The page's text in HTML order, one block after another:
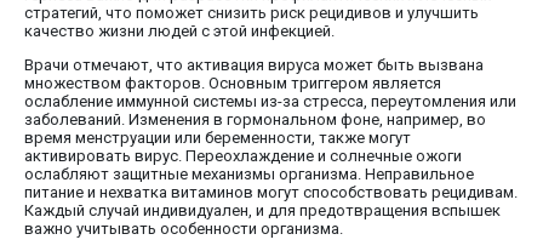
стратегий, что поможет снизить риск рецидивов и улучшить
качество жизни людей с этой инфекцией.
Врачи отмечают, что активация вируса может быть вызвана
множеством факторов. Основным триггером является
ослабление иммунной системы из-за стресса, переутомления или
заболеваний. Изменения в гормональном фоне, например, во
время менструации или беременности, также могут
активировать вирус. Переохлаждение и солнечные ожоги
ослабляют защитные механизмы организма. Неправильное
питание и нехватка витаминов могут способствовать рецидивам.
Каждый случай индивидуален, и для предотвращения вспышек
важно учитывать особенности организма.